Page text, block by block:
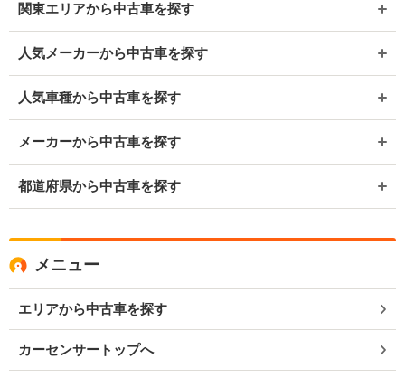
関東エリアから中古車を探す
人気メーカーから中古車を探す
人気車種から中古車を探す
メーカーから中古車を探す
都道府県から中古車を探す
メニュー
エリアから中古車を探す
カーセンサートップへ